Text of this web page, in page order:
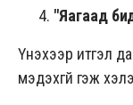
"Яагаад
Үнэхээр итгэл
мэдэхгүй гэж